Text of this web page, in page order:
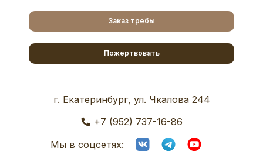
Заказ требы
Пожертвовать
г. Екатеринбург, ул. Чкалова 244
+7 (952) 737-16-86
Мы в соцсетях: